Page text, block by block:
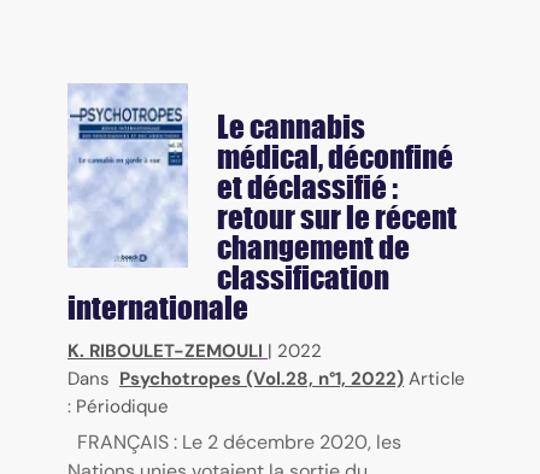
Le cannabis
médical, déconfiné
et déclassifié :
retour sur le récent
changement de
classification
internationale
K. RIBOULET-ZEMOULI | 2022
Dans Psychotropes (Vol.28, n°1, 2022) Article
: Périodique
FRANÇAIS : Le 2 décembre 2020, les